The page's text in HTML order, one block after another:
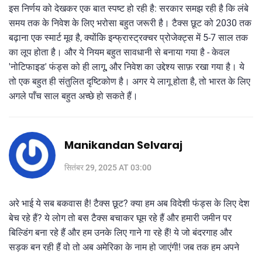
इस निर्णय को देखकर एक बात स्पष्ट हो रही है: सरकार समझ रही है कि लंबे
समय तक के निवेश के लिए भरोसा बहुत जरूरी है। टैक्स छूट को 2030 तक
बढ़ाना एक स्मार्ट मूव है, क्योंकि इन्फ्रास्ट्रक्चर प्रोजेक्ट्स में 5-7 साल तक
का लूप होता है। और ये नियम बहुत सावधानी से बनाया गया है - केवल
'नोटिफाइड' फंड्स को ही लागू, और निवेश का उद्देश्य साफ़ रखा गया है। ये
तो एक बहुत ही संतुलित दृष्टिकोण है। अगर ये लागू होता है, तो भारत के लिए
अगले पाँच साल बहुत अच्छे हो सकते हैं।
Manikandan Selvaraj
सितंबर 29, 2025 AT 03:00
अरे भाई ये सब बकवास है! टैक्स छूट? क्या हम अब विदेशी फंड्स के लिए देश
बेच रहे हैं? ये लोग तो बस टैक्स बचाकर घूम रहे हैं और हमारी जमीन पर
बिल्डिंग बना रहे हैं और हम उनके लिए गाने गा रहे हैं! ये जो बंदरगाह और
सड़क बन रही हैं वो तो अब अमेरिका के नाम हो जाएंगी! जब तक हम अपने